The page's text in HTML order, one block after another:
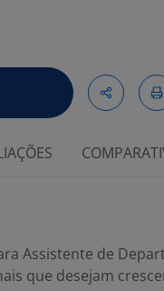
Assistente de
que desejam